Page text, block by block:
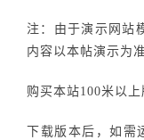
注：由于演示网站
内容以本帖演示为准
购买本站100米以
下载版本后，如需